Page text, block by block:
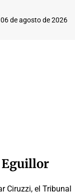
06 de agosto de 2026
Eguillor
Ciruzzi, el Tribunal